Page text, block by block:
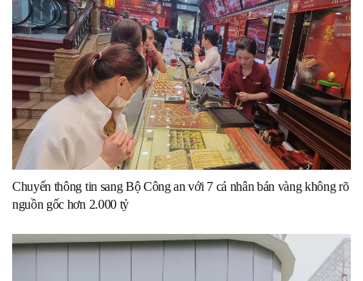
Chuyển thông tin sang Bộ Công an với 7 cá nhân bán vàng không rõ
nguồn gốc hơn 2.000 tỷ